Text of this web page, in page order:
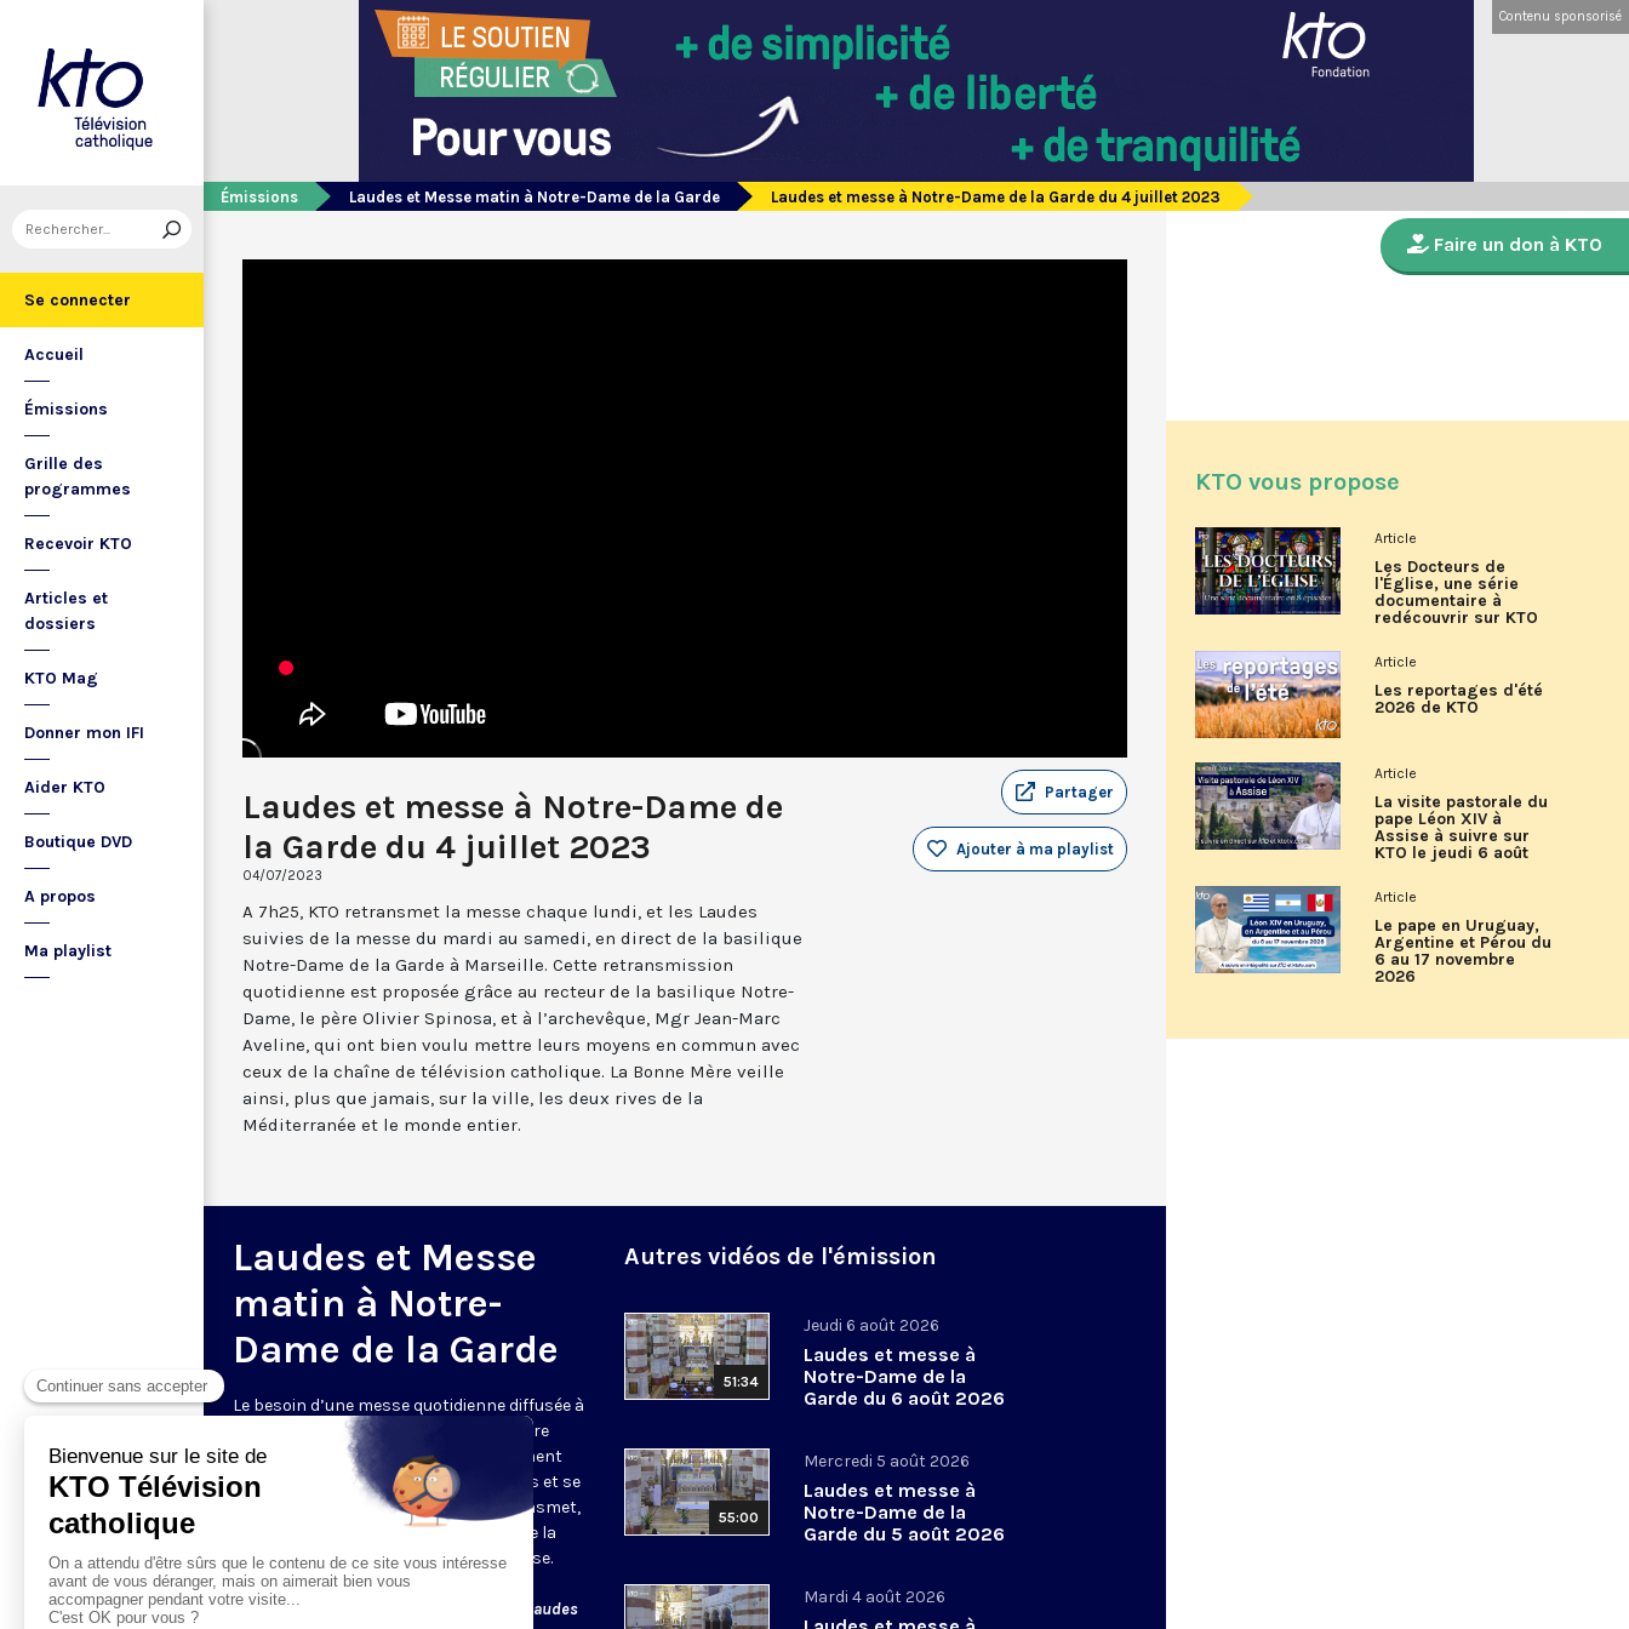
Se connecter
Accueil
Émissions
Grille des
programmes
Recevoir KTO
Articles et
dossiers
KTO Mag
Donner mon IFI
Aider KTO
Boutique DVD
A propos
Ma playlist
Contenu sponsorisé
Émissions Laudes et Messe matin à Notre-Dame de la Garde Laudes et messe à Notre-Dame de la Garde du 4 juillet 2023
Laudes et messe à Notre-Dame de
la Garde du 4 juillet 2023
04/07/2023
Partager
Ajouter à ma playlist
A 7h25, KTO retransmet la messe chaque lundi, et les Laudes
suivies de la messe du mardi au samedi, en direct de la basilique
Notre-Dame de la Garde à Marseille. Cette retransmission
quotidienne est proposée grâce au recteur de la basilique Notre-
Dame, le père Olivier Spinosa, et à l’archevêque, Mgr Jean-Marc
Aveline, qui ont bien voulu mettre leurs moyens en commun avec
ceux de la chaîne de télévision catholique. La Bonne Mère veille
ainsi, plus que jamais, sur la ville, les deux rives de la
Méditerranée et le monde entier.
Laudes et Messe
matin à Notre-
Dame de la Garde
Le besoin d’une messe quotidienne diffusée à
la télévision a été exprimé d’une manière
encore plus forte pendant le confinement
dans de nombreux pays francophones et se
maintient depuis la reprise. KTO retransmet,
en direct de la basilique Notre-Dame de la
Garde, à Marseille, les laudes et la messe.
Le lundi à 7h25, la messe
Du mardi au samedi à 7h25, messe avec laudes
Autres vidéos de l'émission
51:34
Jeudi 6 août 2026
Laudes et messe à
Notre-Dame de la
Garde du 6 août 2026
55:00
Mercredi 5 août 2026
Laudes et messe à
Notre-Dame de la
Garde du 5 août 2026
Mardi 4 août 2026
Faire un don à KTO
KTO vous propose
Article
Les Docteurs de
l'Église, une série
documentaire à
redécouvrir sur KTO
Article
Les reportages d'été
2026 de KTO
Article
La visite pastorale du
pape Léon XIV à
Assise à suivre sur
KTO le jeudi 6 août
Article
Le pape en Uruguay,
Argentine et Pérou du
6 au 17 novembre
2026